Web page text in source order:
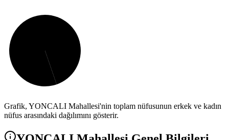
Grafik, YONCALI Mahallesi'nin toplam nüfusunun erkek ve kadın
nüfus arasındaki dağılımını gösterir.